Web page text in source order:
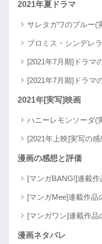
2021年夏ドラマ
サレタガワのブルー(
プロミス・シンデレ
[2021年7月期]ドラマ
[2021年7月期]ドラマ
2021年[実写]映画
ハニーレモンソーダ(
[2021年上映]実写の感
漫画の感想と評価
[マンガBANG!]連載
[マンガMee]連載作品
[マンガワン]連載作品
漫画ネタバレ